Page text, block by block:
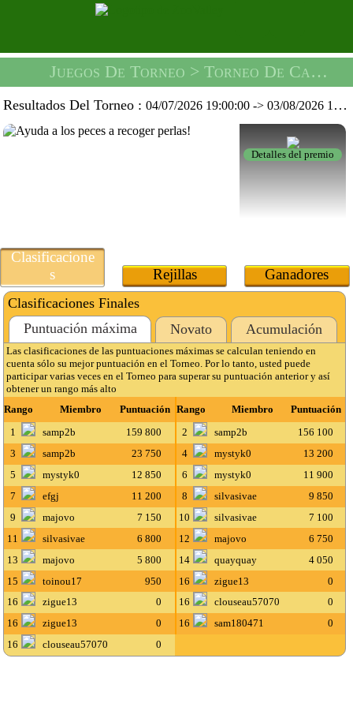
Juegos De Torneo > Torneo De Cañones De Perlas -
Resultados Del Torneo :04/07/2026 19:00:00 ->03/08/2026 19:59:59
Detalles del premio
Clasificacione
s
Rejillas Ganadores
Clasificaciones Finales
Puntuación máxima
Novato Acumulación
Las clasificaciones de las puntuaciones máximas se calculan teniendo en
cuenta sólo su mejor puntuación en el Torneo. Por lo tanto, usted puede
participar varias veces en el Torneo para superar su puntuación anterior y así
obtener un rango más alto
Rango
Miembro Puntuación Rango Miembro
Puntuación
1
samp2b 159 800 2 samp2b
156 100
3
samp2b 23 750 4 mystyk0
13 200
5
mystyk0 12 850 6 mystyk0
11 900
7
efgj 11 200 8 silvasivae
9 850
9
majovo 7 150 10 silvasivae
7 100
11
silvasivae 6 800 12 majovo
6 750
13
majovo 5 800 14 quayquay
4 050
15
toinou17 950 16 zigue13
0
16
zigue13 0 16 clouseau57070
0
16
zigue13 0 16 sam180471
0
16
clouseau57070 0